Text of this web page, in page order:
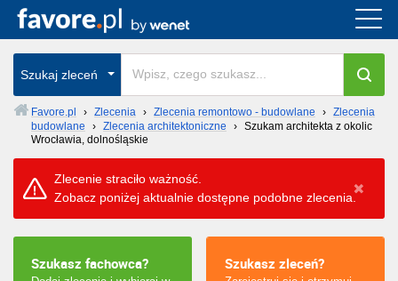
Szukaj zleceń
Favore.pl › Zlecenia › Zlecenia remontowo - budowlane › Zlecenia
budowlane
› Zlecenia architektoniczne › Szukam architekta z okolic
Wrocławia, dolnośląskie
Zlecenie straciło ważność.
Zobacz poniżej aktualnie dostępne podobne zlecenia.
Szukasz fachowca? Szukasz zleceń?
Cała Polska
wszystkie w całym kraju